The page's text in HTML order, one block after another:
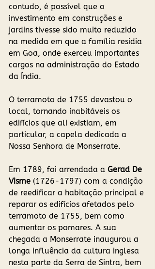
contudo, é possível que o
investimento em construções e
jardins tivesse sido muito reduzido
na medida em que a família residia
em Goa, onde exerceu importantes
cargos na administração do Estado
da Índia.
O terramoto de 1755 devastou o
local, tornando inabitáveis os
edifícios que ali existiam, em
particular, a capela dedicada a
Nossa Senhora de Monserrate.
Em 1789, foi arrendada a Gerad De
Visme (1726-1797) com a condição
de reedificar a habitação principal e
reparar os edifícios afetados pelo
terramoto de 1755, bem como
aumentar os pomares. A sua
chegada a Monserrate inaugurou a
longa influência da cultura inglesa
nesta parte da Serra de Sintra, bem